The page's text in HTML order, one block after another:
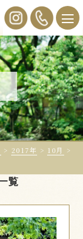
> 2017年 > 10月
>
覧